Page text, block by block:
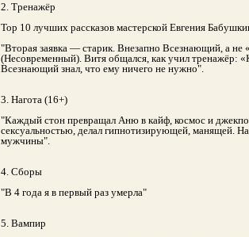
2. Тренажёр
Top 10 лучших рассказов мастерской Евгения
"Вторая заявка — старик. Внезапно Всезнающий, а не
(Несовременный). Витя общался, как учил тренажёр:
Всезнающий знал, что ему ничего не нужно".
3. Нагота (16+)
"Каждый стон превращал Аню в кайф, космос и
сексуальностью, делал гипнотизирующей, манящей.
мужчины".
4. Сборы
"В 4 года я в первый раз умерла"
5. Вампир